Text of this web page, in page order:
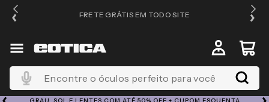
FRETE GRÁTIS EM TODO SITE
Encontre o óculos perfeito para você